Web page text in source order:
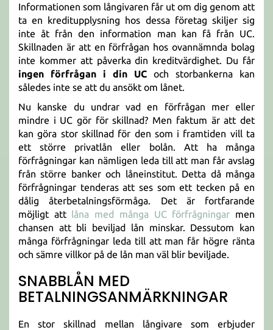
Informationen som långivaren får ut om dig genom att
ta en kreditupplysning hos dessa företag skiljer sig
inte åt från den information man kan få från UC.
Skillnaden är att en förfrågan hos ovannämnda bolag
inte kommer att påverka din kreditvärdighet. Du får
ingen förfrågan i din UC och storbankerna kan
således inte se att du ansökt om lånet.
Nu kanske du undrar vad en förfrågan mer eller
mindre i UC gör för skillnad? Men faktum är att det
kan göra stor skillnad för den som i framtiden vill ta
ett större privatlån eller bolån. Att ha många
förfrågningar kan nämligen leda till att man får avslag
från större banker och låneinstitut. Detta då många
förfrågningar tenderas att ses som ett tecken på en
dålig återbetalningsförmåga. Det är fortfarande
möjligt att låna med många UC förfrågningar men
chansen att bli beviljad lån minskar. Dessutom kan
många förfrågningar leda till att man får högre ränta
och sämre villkor på de lån man väl blir beviljade.
SNABBLÅN MED
BETALNINGSANMÄRKNINGAR
En stor skillnad mellan långivare som erbjuder